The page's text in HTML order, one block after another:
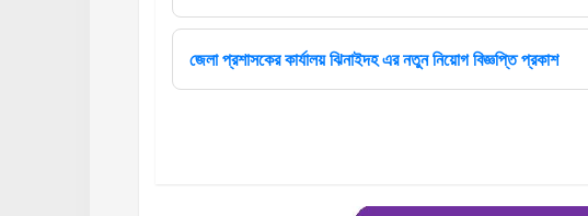
জেলা প্রশাসকের কার্যালয় ঝিনাইদহ এর নতুন নিয়োগ বিজ্ঞপ্তি প্রকাশ